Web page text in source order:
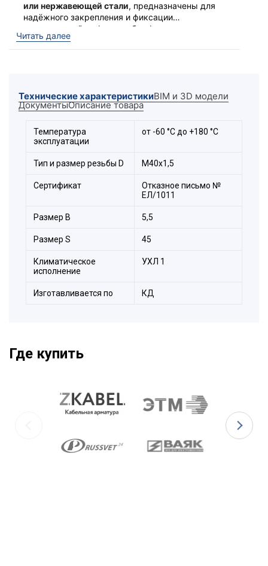
или нержавеющей стали, предназначены для
надёжного закрепления и фиксации
закрепляемой муфты, трубы, фитингов или
устройств вводимых в электротехнические
оболочки (ящики, щиты управления, коробки).
на выбор заказчика.
Рекомендованы к использованию с
Читать далее
Технические характеристикиBIM и 3D модели
ДокументыОписание товара
Температура
эксплуатации
от -60 °С до +180 °С
Тип и размер резьбы D М40х1,5
Сертификат
Отказное письмо №
ЕЛ/1011
Размер В 5,5
Размер S 45
Климатическое
исполнение
УХЛ 1
Изготавливается по КД
Где купить